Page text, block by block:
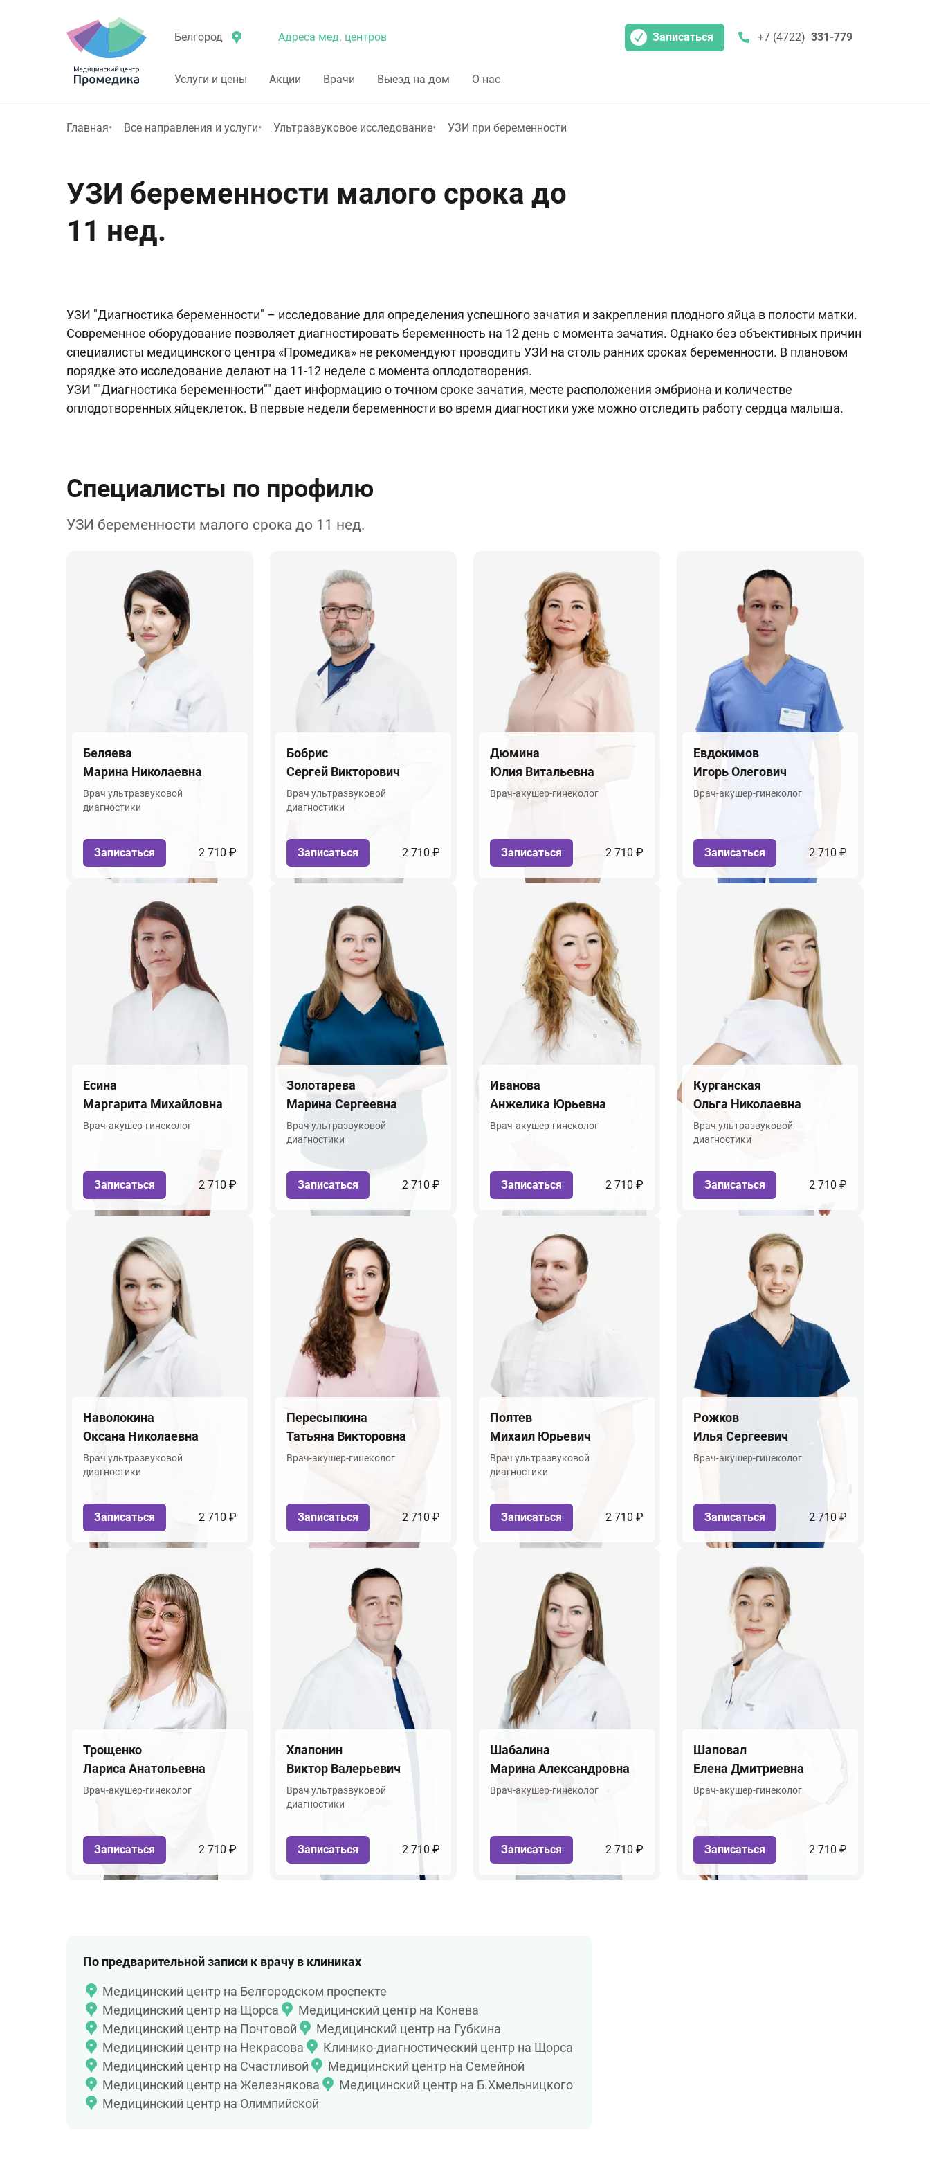
Белгород Адреса мед. центров Записаться +7 (4722) 331-779
Услуги и цены Акции Врачи Выезд на дом О нас
Главная Все направления и услуги Ультразвуковое исследование УЗИ при беременности
УЗИ беременности малого срока до
11 нед.
УЗИ "Диагностика беременности" – исследование для определения успешного зачатия и закрепления плодного яйца в полости матки.
Современное оборудование позволяет диагностировать беременность на 12 день с момента зачатия. Однако без объективных причин
специалисты медицинского центра «Промедика» не рекомендуют проводить УЗИ на столь ранних сроках беременности. В плановом
порядке это исследование делают на 11-12 неделе с момента оплодотворения.
УЗИ ""Диагностика беременности"" дает информацию о точном сроке зачатия, месте расположения эмбриона и количестве
оплодотворенных яйцеклеток. В первые недели беременности во время диагностики уже можно отследить работу сердца малыша.
Специалисты по профилю
УЗИ беременности малого срока до 11 нед.
Беляева
Марина Николаевна
Врач ультразвуковой
диагностики
Записаться 2 710 ₽
Бобрис
Сергей Викторович
Врач ультразвуковой
диагностики
Записаться 2 710 ₽
Дюмина
Юлия Витальевна
Врач-акушер-гинеколог
Записаться 2 710 ₽
Евдокимов
Игорь Олегович
Врач-акушер-гинеколог
Записаться 2 710 ₽
Есина
Маргарита Михайловна
Врач-акушер-гинеколог
Записаться 2 710 ₽
Золотарева
Марина Сергеевна
Врач ультразвуковой
диагностики
Записаться 2 710 ₽
Иванова
Анжелика Юрьевна
Врач-акушер-гинеколог
Записаться 2 710 ₽
Курганская
Ольга Николаевна
Врач ультразвуковой
диагностики
Записаться 2 710 ₽
Наволокина
Оксана Николаевна
Врач ультразвуковой
диагностики
Записаться 2 710 ₽
Пересыпкина
Татьяна Викторовна
Врач-акушер-гинеколог
Записаться 2 710 ₽
Полтев
Михаил Юрьевич
Врач ультразвуковой
диагностики
Записаться 2 710 ₽
Рожков
Илья Сергеевич
Врач-акушер-гинеколог
Записаться 2 710 ₽
Трощенко
Лариса Анатольевна
Врач-акушер-гинеколог
Записаться 2 710 ₽
Хлапонин
Виктор Валерьевич
Врач ультразвуковой
диагностики
Записаться 2 710 ₽
Шабалина
Марина Александровна
Врач-акушер-гинеколог
Записаться 2 710 ₽
Шаповал
Елена Дмитриевна
Врач-акушер-гинеколог
Записаться 2 710 ₽
По предварительной записи к врачу в клиниках
Медицинский центр на Белгородском проспекте
Медицинский центр на Щорса
Медицинский центр на Конева
Медицинский центр на Почтовой
Медицинский центр на Губкина
Медицинский центр на Некрасова
Клинико-диагностический центр на Щорса
Медицинский центр на Счастливой
Медицинский центр на Семейной
Медицинский центр на Железнякова
Медицинский центр на Б.Хмельницкого
Медицинский центр на Олимпийской